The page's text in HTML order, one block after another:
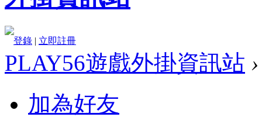
登錄 | 立即註冊
PLAY56遊戲外掛資訊站 ›
加為好友